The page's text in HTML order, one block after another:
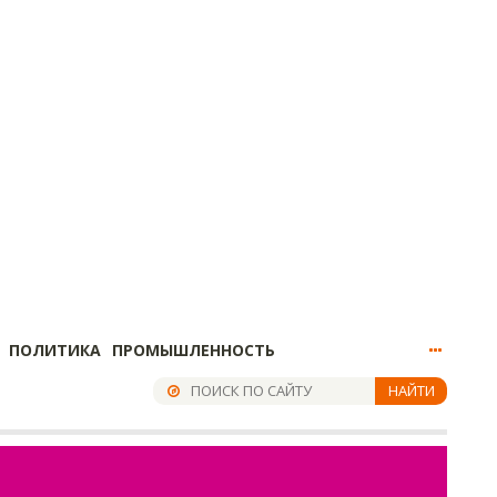
ПОЛИТИКА ПРОМЫШЛЕННОСТЬ
НАЙТИ